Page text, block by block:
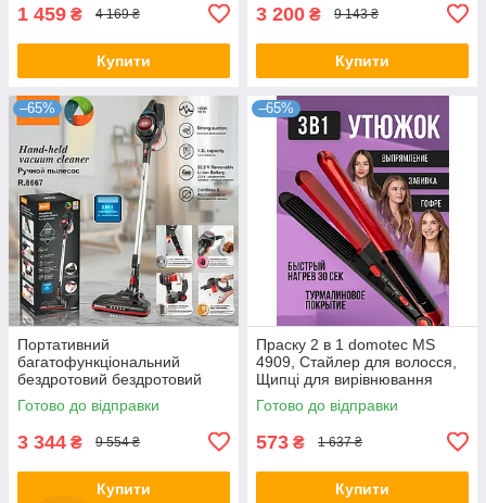
1 459 ₴ 4 169 ₴
Купити
3 200 ₴ 9 143 ₴
Купити
–65%
Портативний
багатофункціональний
бездротовий бездротовий
ручний пилосос 2-в-1
потужністю 1000Вт RAF R
Готово до відправки
3 344 ₴ 9 554 ₴
Купити
–65%
Праску 2 в 1 domotec MS
4909, Стайлер для волосся,
Щипці для вирівнювання
Готово до відправки
573 ₴ 1 637 ₴
Купити